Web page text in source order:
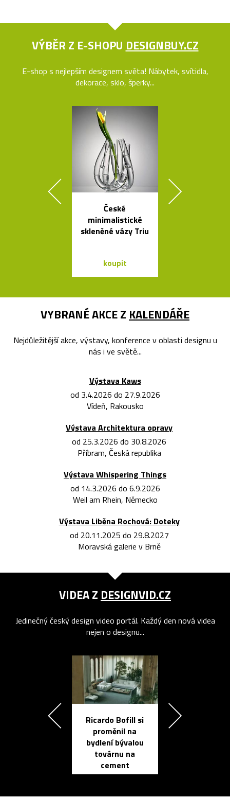
VÝBĚR Z E-SHOPU DESIGNBUY.CZ
E-shop s nejlepším designem světa! Nábytek, svítidla,
dekorace, sklo, šperky...
České
minimalistické
skleněné vázy Triu
koupit
VYBRANÉ AKCE Z KALENDÁŘE
Nejdůležitější akce, výstavy, konference v oblasti designu u
nás i ve světě...
Výstava Kaws
od 3.4.2026 do 27.9.2026
Vídeň, Rakousko
Výstava Architektura opravy
od 25.3.2026 do 30.8.2026
Příbram, Česká republika
Výstava Whispering Things
od 14.3.2026 do 6.9.2026
Weil am Rhein, Německo
Výstava Liběna Rochová: Doteky
od 20.11.2025 do 29.8.2027
Moravská galerie v Brně
VIDEA Z DESIGNVID.CZ
Jedinečný český design video portál. Každý den nová videa
nejen o designu...
Ricardo Bofill si
proměnil na
bydlení bývalou
továrnu na
cement